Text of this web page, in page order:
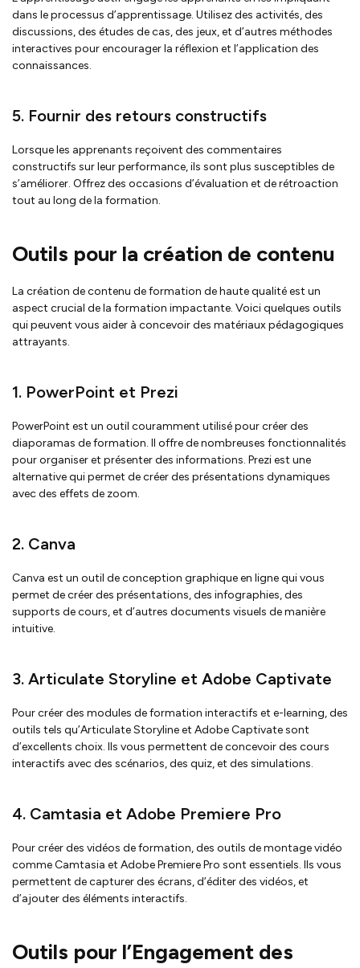
dans le processus d’apprentissage. Utilisez des activités, des
discussions, des études de cas, des jeux, et d’autres méthodes
interactives pour encourager la réflexion et l’application des
connaissances.
5. Fournir des retours constructifs
Lorsque les apprenants reçoivent des commentaires
constructifs sur leur performance, ils sont plus susceptibles de
s’améliorer. Offrez des occasions d’évaluation et de rétroaction
tout au long de la formation.
Outils pour la création de contenu
La création de contenu de formation de haute qualité est un
aspect crucial de la formation impactante. Voici quelques outils
qui peuvent vous aider à concevoir des matériaux pédagogiques
attrayants.
1. PowerPoint et Prezi
PowerPoint est un outil couramment utilisé pour créer des
diaporamas de formation. Il offre de nombreuses fonctionnalités
pour organiser et présenter des informations. Prezi est une
alternative qui permet de créer des présentations dynamiques
avec des effets de zoom.
2. Canva
Canva est un outil de conception graphique en ligne qui vous
permet de créer des présentations, des infographies, des
supports de cours, et d’autres documents visuels de manière
intuitive.
3. Articulate Storyline et Adobe Captivate
Pour créer des modules de formation interactifs et e-learning, des
outils tels qu’Articulate Storyline et Adobe Captivate sont
d’excellents choix. Ils vous permettent de concevoir des cours
interactifs avec des scénarios, des quiz, et des simulations.
4. Camtasia et Adobe Premiere Pro
Pour créer des vidéos de formation, des outils de montage vidéo
comme Camtasia et Adobe Premiere Pro sont essentiels. Ils vous
permettent de capturer des écrans, d’éditer des vidéos, et
d’ajouter des éléments interactifs.
Outils pour l’Engagement des